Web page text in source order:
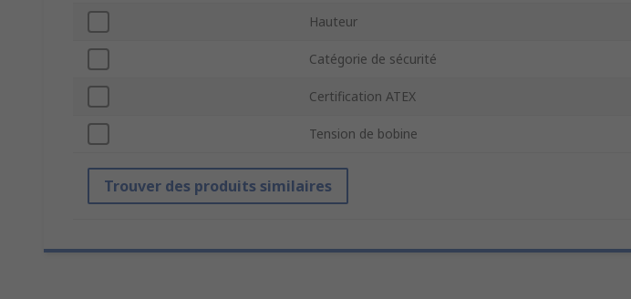
Hauteur
Catégorie de sécurité
Certification ATEX
Tension de bobine
Trouver des produits similaires